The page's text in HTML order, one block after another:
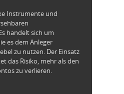
Instrumente und
handelt sich um
es dem Anleger
zu nutzen. Der Einsatz
das Risiko, mehr als den
zu verlieren.